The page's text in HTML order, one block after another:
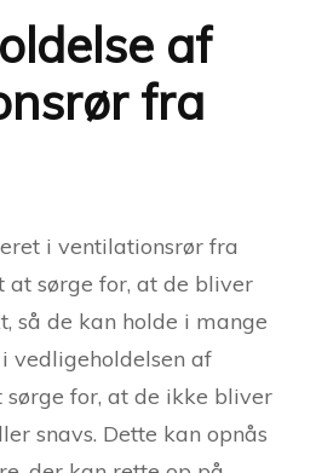
af
fra
i ventilationsrør fra
sørge for, at de bliver
så de kan holde i mange
vedligeholdelsen af
for, at de ikke bliver
snavs. Dette kan opnås